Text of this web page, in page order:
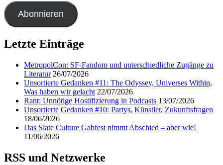
Abonnieren
Letzte Einträge
MetropolCon: SF-Fandom und unterschiedliche Zugänge zu
Literatur 26/07/2026
Unsortierte Gedanken #11: The Odyssey, Universes Within,
Was haben wir gelacht 22/07/2026
Rant: Unnötige Hostifizierung in Podcasts 13/07/2026
Unsortierte Gedanken #10: Partys, Künstler, Zukunftsfragen
18/06/2026
Das Slate Culture Gabfest nimmt Abschied – aber wie!
11/06/2026
RSS und Netzwerke